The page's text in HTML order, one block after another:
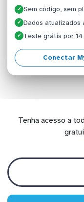
✓ Sem código, sem
✓ Dados atualizados
✓ Teste grátis por
Conectar
Tenha acesso a